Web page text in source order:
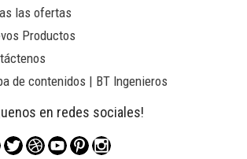
las ofertas
Productos
de contenidos | BT Ingenieros
en redes sociales!
Facebook
Twitter
RssYouTube
PinterestInstagram